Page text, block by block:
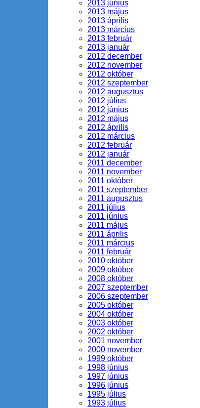
2013 június
2013 május
2013 április
2013 március
2013 február
2013 január
2012 december
2012 november
2012 október
2012 szeptember
2012 augusztus
2012 július
2012 június
2012 május
2012 április
2012 március
2012 február
2012 január
2011 december
2011 november
2011 október
2011 szeptember
2011 augusztus
2011 július
2011 június
2011 május
2011 április
2011 március
2011 február
2010 október
2009 október
2008 október
2007 szeptember
2006 szeptember
2005 október
2004 október
2003 október
2002 október
2001 november
2000 november
1999 október
1998 június
1997 június
1996 június
1995 július
1993 július